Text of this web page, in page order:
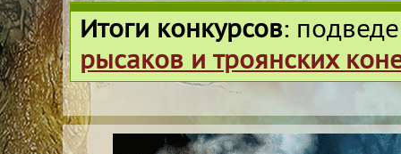
Итоги конкурсов:
рысаков и троянских